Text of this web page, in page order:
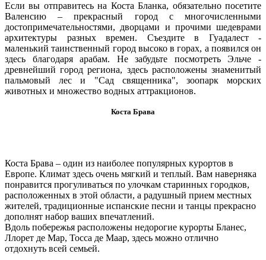
Если вы отправитесь на Коста Бланка, обязательно посетите
Валенсию – прекрасный город с многочисленными
достопримечательностями, дворцами и прочими шедеврами
архитектуры разных времен. Съездите в Гуадалест -
маленький таинственный город высоко в горах, а появился он
здесь благодаря арабам. Не забудьте посмотреть Эльче -
древнейший город региона, здесь расположены знаменитый
пальмовый лес и "Сад священника", зоопарк морских
животных и множество водных аттракционов.
Коста Брава
Коста Брава – один из наиболее популярных курортов в
Европе. Климат здесь очень мягкий и теплый. Вам наверняка
понравится прогуливаться по улочкам старинных городков,
расположенных в этой области, а радушный прием местных
жителей, традиционные испанские песни и танцы прекрасно
дополнят набор ваших впечатлений.
Вдоль побережья расположены недорогие курорты Бланес,
Ллорет де Мар, Тосса де Маар, здесь можно отлично
отдохнуть всей семьей.